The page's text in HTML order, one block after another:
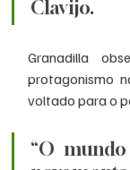
Clavijo.
Granadilla
protagonismo
voltado para o
“O